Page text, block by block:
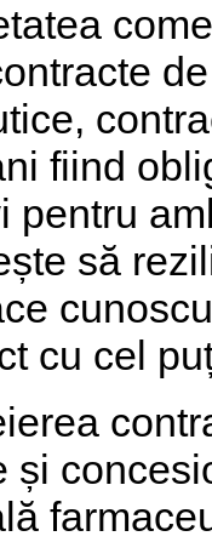
fiind
pentru
să
cu cel
și